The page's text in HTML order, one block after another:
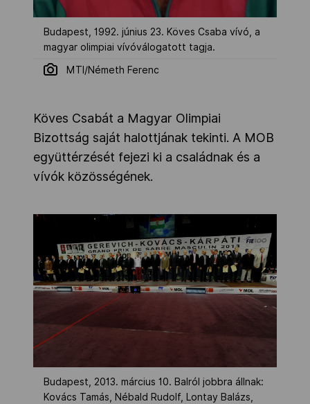
Budapest, 1992. június 23. Köves Csaba vívó, a
magyar olimpiai vívóválogatott tagja.
MTI/Németh Ferenc
Köves Csabát a Magyar Olimpiai
Bizottság saját halottjának tekinti. A MOB
együttérzését fejezi ki a családnak és a
vívók közösségének.
Budapest, 2013. március 10. Balról jobbra állnak:
Kovács Tamás, Nébald Rudolf, Lontay Balázs,